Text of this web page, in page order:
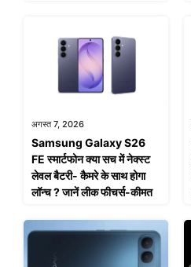
अगस्त 7, 2026
Samsung Galaxy S26
FE स्मार्टफोन क्या सच में नेक्स्ट
लेवल बैटरी- कैमरे के साथ होगा
लॉन्च ? जानें लीक फीचर्स-कीमत